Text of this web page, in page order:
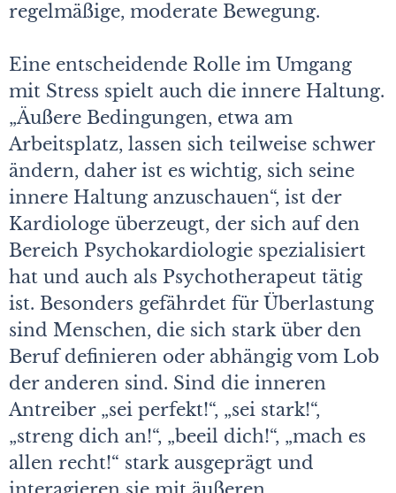
regelmäßige, moderate Bewegung.
Eine entscheidende Rolle im Umgang
mit Stress spielt auch die innere Haltung.
„Äußere Bedingungen, etwa am
Arbeitsplatz, lassen sich teilweise schwer
ändern, daher ist es wichtig, sich seine
innere Haltung anzuschauen“, ist der
Kardiologe überzeugt, der sich auf den
Bereich Psychokardiologie spezialisiert
hat und auch als Psychotherapeut tätig
ist. Besonders gefährdet für Überlastung
sind Menschen, die sich stark über den
Beruf definieren oder ­abhängig vom Lob
der anderen sind. Sind die inneren
Antreiber „sei perfekt!“, „sei stark!“,
„streng dich an!“, „beeil dich!“, „mach es
allen recht!“ stark ausgeprägt und